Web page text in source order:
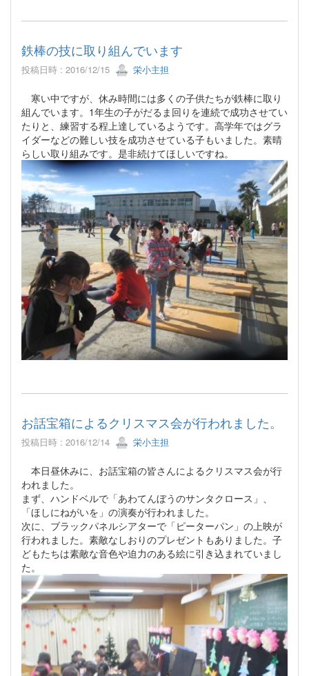
鉄棒の技に取り組んでいます
投稿日時 : 2016/12/15 栄小主担
寒い中ですが、休み時間には多くの子供たちが鉄棒に取り
組んでいます。1年生の子がだるま回りを連続で成功させてい
たりと、練習する程上達しているようです。高学年ではグラ
イダーなどの難しい技を成功させている子もいました。素晴
らしい取り組みです。是非続けてほしいですね。
お話宝箱によるクリスマス会が行われました。
投稿日時 : 2016/12/14 栄小主担
本日昼休みに、お話宝箱の皆さんによるクリスマス会が行
われました。
まず、ハンドベルで「あわてんぼうのサンタクロース」、
「ほしにねがいを」の演奏が行われました。
次に、ブラックパネルシアターで「ピーターパン」の上映が
行われました。素敵なしおりのプレゼントもありました。子
どもたちは素敵な音色や迫力のある絵に引き込まれていまし
た。